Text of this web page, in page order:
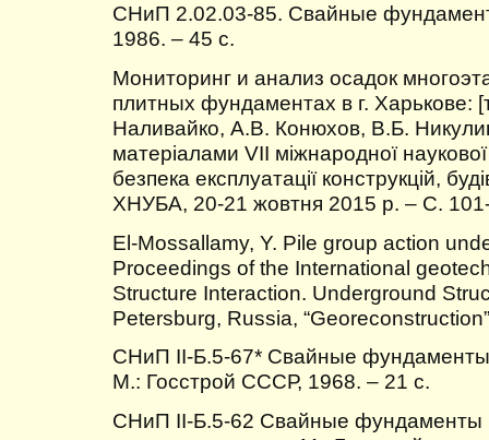
СНиП 2.02.03-85. Свайные
1986. – 45 с.
Мониторинг и анализ осадок
плитных фундаментах в г. Харькове:
Наливайко, А.В. Конюхов, В.Б.
матеріалами VІІ міжнародної
безпека експлуатації конструкцій,
ХНУБА, 20-21 жовтня 2015 р. – С.
El-Mossallamy, Y. Pile group action
Proceedings of the International
Structure Interaction. Underground
Petersburg, Russia,
СНиП II-Б.5-67* Свайные
М.: Госстрой СССР, 1968. – 21 с.
СНиП II-Б.5-62 Свайные фундаменты